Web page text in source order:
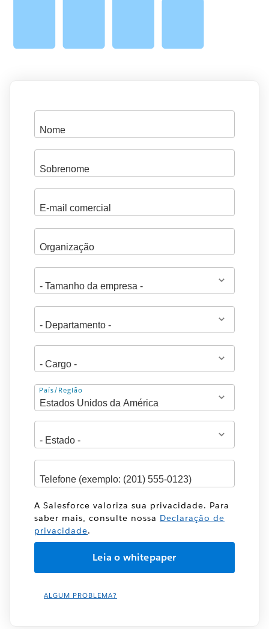
Endereço
País/Região
A Salesforce valoriza sua privacidade. Para
saber mais, consulte nossa Declaração de
privacidade.
ALGUM PROBLEMA?